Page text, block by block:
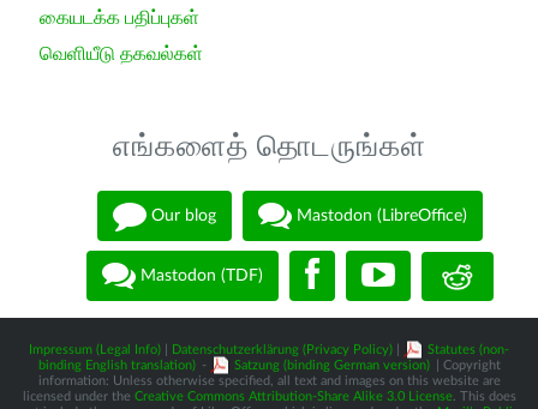
கையடக்க பதிப்புகள்
வெளியீடு தகவல்கள்
எங்களைத் தொடருங்கள்
Our blog Mastodon (LibreOffice)
Mastodon (TDF)
Impressum (Legal Info) Datenschutzerklärung (Privacy Policy)
Statutes (non-
binding English translation) - Satzung (binding German version)
| Copyright
information: Unless otherwise specified, all text and images on this website are
licensed under the Creative Commons Attribution-Share Alike 3.0 License. This does